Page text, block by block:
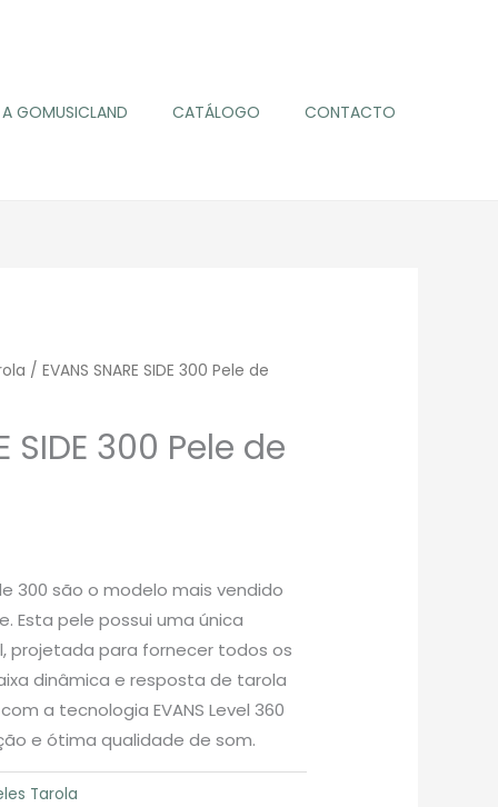
A GOMUSICLAND CATÁLOGO CONTACTO
/ EVANS SNARE SIDE 300 Pele de
SIDE 300 Pele de
300 são o modelo mais vendido
Esta pele possui uma única
projetada para fornecer todos os
dinâmica e resposta de tarola
a tecnologia EVANS Level 360
e ótima qualidade de som.
Tarola